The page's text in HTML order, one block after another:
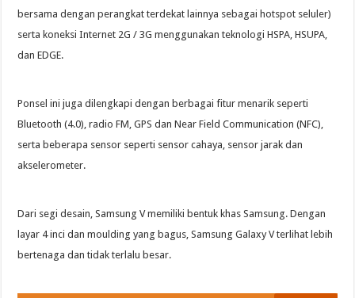
bersama dengan perangkat terdekat lainnya sebagai hotspot seluler)
serta koneksi Internet 2G / 3G menggunakan teknologi HSPA, HSUPA,
dan EDGE.
Ponsel ini juga dilengkapi dengan berbagai fitur menarik seperti
Bluetooth (4.0), radio FM, GPS dan Near Field Communication (NFC),
serta beberapa sensor seperti sensor cahaya, sensor jarak dan
akselerometer.
Dari segi desain, Samsung V memiliki bentuk khas Samsung. Dengan
layar 4 inci dan moulding yang bagus, Samsung Galaxy V terlihat lebih
bertenaga dan tidak terlalu besar.